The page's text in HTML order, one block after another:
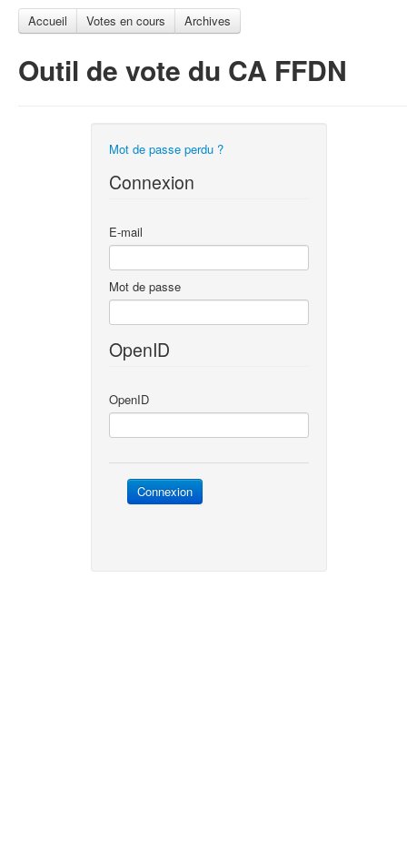
Accueil Votes en cours Archives
Outil de vote du CA FFDN
Mot de passe perdu ?
Connexion
E-mail
Mot de passe
OpenID
OpenID